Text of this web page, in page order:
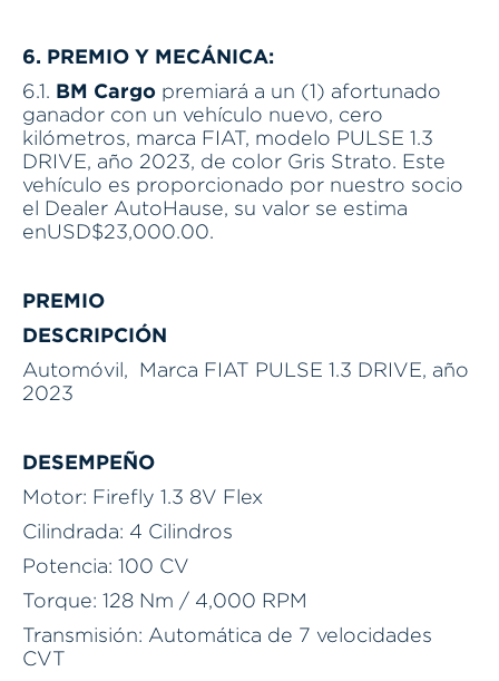
6. PREMIO Y MECÁNICA:
6.1. BM Cargo premiará a un (1) afortunado
ganador con un vehículo nuevo, cero
kilómetros, marca FIAT, modelo PULSE 1.3
DRIVE, año 2023, de color Gris Strato. Este
vehículo es proporcionado por nuestro socio
el Dealer AutoHause, su valor se estima
enUSD$23,000.00.
PREMIO
DESCRIPCIÓN
Automóvil, Marca FIAT PULSE 1.3 DRIVE, año
2023
DESEMPEÑO
Motor: Firefly 1.3 8V Flex
Cilindrada: 4 Cilindros
Potencia: 100 CV
Torque: 128 Nm / 4,000 RPM
Transmisión: Automática de 7 velocidades
CVT